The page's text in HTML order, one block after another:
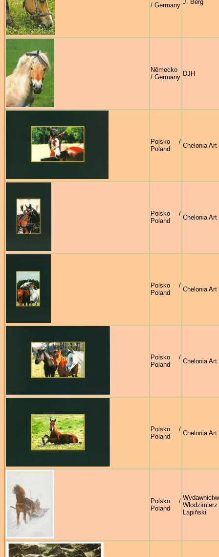
/ Germany J. Berg
Německo
/ Germany DJH
Polsko /
Poland
Chelonia Art
Polsko /
Poland
Chelonia Art
Polsko /
Poland
Chelonia Art
Polsko /
Poland
Chelonia Art
Polsko /
Poland
Chelonia Art
Polsko /
Poland
Wlodzimierz
Lapiňski